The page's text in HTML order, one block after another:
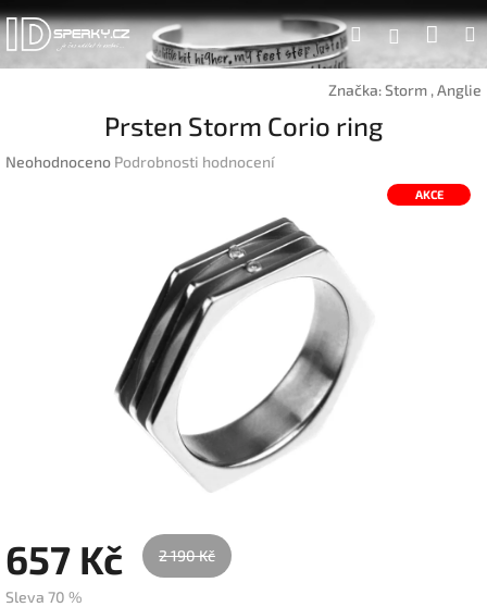
Přejít
na
obsah
Hledat
Značka:Storm , Anglie
Prsten Storm Corio ring
Průměrné
Neohodnoceno Podrobnosti hodnocení
AKCE
657 Kč 2 190 Kč
Sleva 70 %